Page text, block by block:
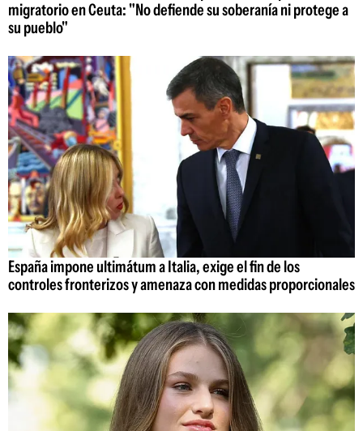
migratorio en Ceuta: "No defiende su soberanía ni protege a
su pueblo"
España impone ultimátum a Italia, exige el fin de los
controles fronterizos y amenaza con medidas proporcionales